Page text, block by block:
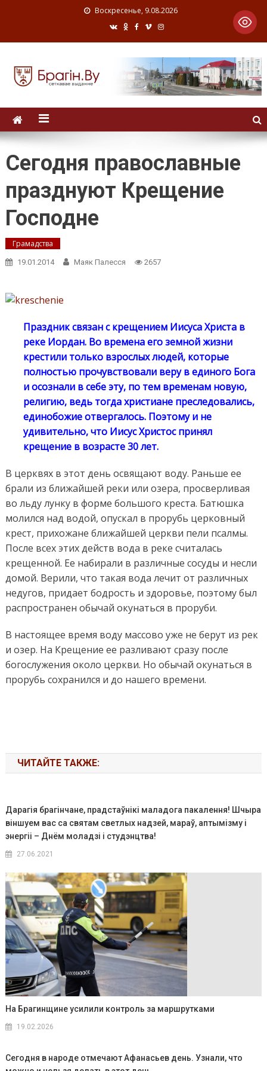
Воскресенье, 9.08.2026
Сегодня православные
празднуют Крещение
Господне
Грамадства
19.01.2014 Маяк Палесся 2657
Праздник связан с крещением Иисуса Христа в
реке Иордан. Во времена его земной жизни
крестили только взрослых людей, которые
полностью прочувствовали веру в единого Бога
и осознали в себе эту, по тем временам новую,
религию, ведь тогда христиане преследовались,
единобожие отвергалось. Поэтому и не
удивительно, что Иисус Христос принял
крещение в возрасте 30 лет.
В церквях в этот день освящают воду. Раньше ее
брали из ближайшей реки или озера, просверливая
во льду лунку в форме большого креста. Батюшка
молился над водой, опускал в прорубь церковный
крест, прихожане ближайшей церкви пели псалмы.
После всех этих действ вода в реке считалась
крещенной. Ее набирали в различные сосуды и несли
домой. Верили, что такая вода лечит от различных
недугов, придает бодрость и здоровье, поэтому был
распространен обычай окунаться в проруби.
В настоящее время воду массово уже не берут из рек
и озер. На Крещение ее разливают сразу после
богослужения около церкви. Но обычай окунаться в
прорубь сохранился и до нашего времени.
ЧИТАЙТЕ ТАКЖЕ:
Дарагія брагінчане, прадстаўнікі маладога пакалення! Шчыра
віншуем вас са святам светлых надзей, мараў, аптымізму і
энергіі – Днём моладзі і студэнцтва!
27.06.2021
На Брагинщине усилили контроль за маршрутками
19.02.2026
Сегодня в народе отмечают Афанасьев день. Узнали, что